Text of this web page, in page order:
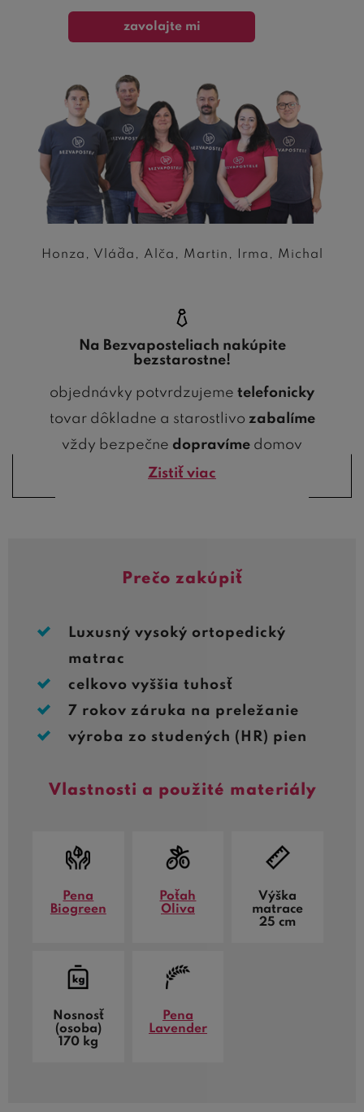
Honza, Vláďa, Alča, Martin, Irma, Michal
zavolajte mi
Na Bezvaposteliach nakúpite
bezstarostne!
objednávky potvrdzujeme telefonicky
tovar dôkladne a starostlivo zabalíme
vždy bezpečne dopravíme domov
Zistiť viac
Prečo zakúpiť
Luxusný vysoký ortopedický
matrac
celkovo vyššia tuhosť
7 rokov záruka na preležanie
výroba zo studených (HR) pien
Vlastnosti a použité materiály
Pena
Biogreen
Poťah
Oliva
Výška
matrace
25 cm
Nosnosť
(osoba)
170 kg
Pena
Lavender